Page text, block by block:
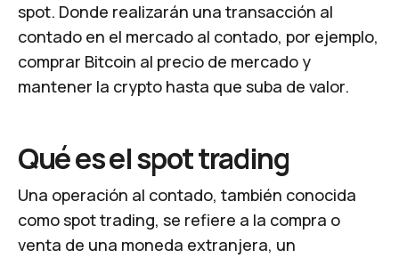
spot. Donde realizarán una transacción al
contado en el mercado al contado, por ejemplo,
comprar Bitcoin al precio de mercado y
mantener la crypto hasta que suba de valor.
Qué es el spot trading
Una operación al contado, también conocida
como spot trading, se refiere a la compra o
venta de una moneda extranjera, un